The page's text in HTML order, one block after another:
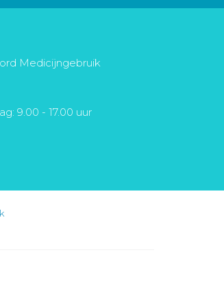
Medicijngebruik
9.00 - 17.00 uur